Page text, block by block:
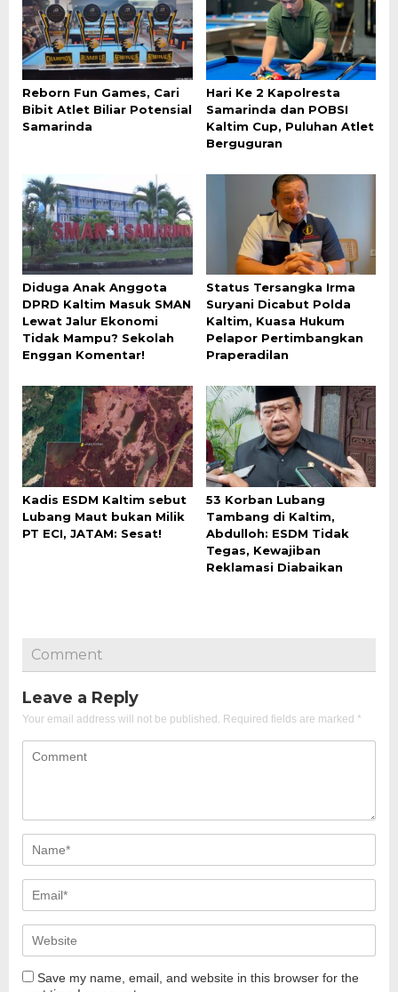
Reborn Fun Games, Cari
Bibit Atlet Biliar Potensial
Samarinda
Hari Ke 2 Kapolresta
Samarinda dan POBSI
Kaltim Cup, Puluhan Atlet
Berguguran
Diduga Anak Anggota
DPRD Kaltim Masuk SMAN
Lewat Jalur Ekonomi
Tidak Mampu? Sekolah
Enggan Komentar!
Status Tersangka Irma
Suryani Dicabut Polda
Kaltim, Kuasa Hukum
Pelapor Pertimbangkan
Praperadilan
Kadis ESDM Kaltim sebut
Lubang Maut bukan Milik
PT ECI, JATAM: Sesat!
53 Korban Lubang
Tambang di Kaltim,
Abdulloh: ESDM Tidak
Tegas, Kewajiban
Reklamasi Diabaikan
Comment
Leave a Reply
Your email address will not be published. Required fields are marked *
Save my name, email, and website in this browser for the